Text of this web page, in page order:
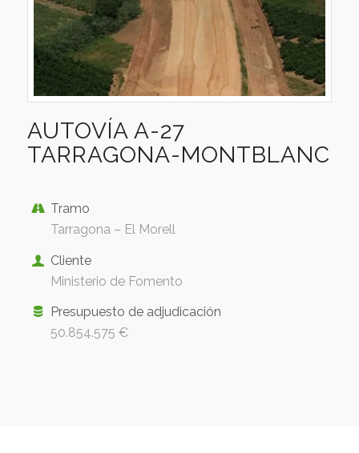
AUTOVÍA A-27
TARRAGONA-MONTBLANC
Tramo
Tarragona – El Morell
Cliente
Ministerio de Fomento
Presupuesto de adjudicación
50.854.575 €